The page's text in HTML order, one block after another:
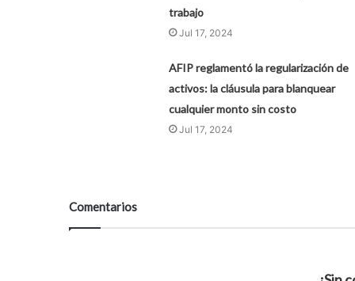
trabajo
Jul 17, 2024
AFIP reglamentó la regularización de
activos: la cláusula para blanquear
cualquier monto sin costo
Jul 17, 2024
Comentarios